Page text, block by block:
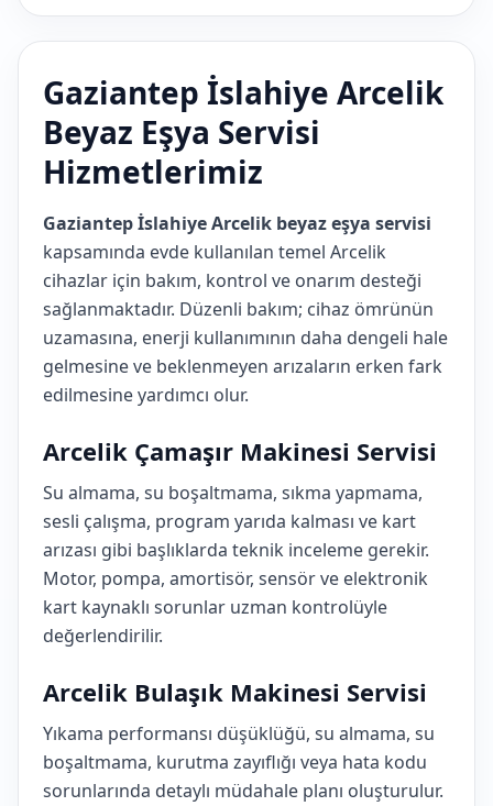
Gaziantep İslahiye Arcelik
Beyaz Eşya Servisi
Hizmetlerimiz
Gaziantep İslahiye Arcelik beyaz eşya servisi
kapsamında evde kullanılan temel Arcelik
cihazlar için bakım, kontrol ve onarım desteği
sağlanmaktadır. Düzenli bakım; cihaz ömrünün
uzamasına, enerji kullanımının daha dengeli hale
gelmesine ve beklenmeyen arızaların erken fark
edilmesine yardımcı olur.
Arcelik Çamaşır Makinesi Servisi
Su almama, su boşaltmama, sıkma yapmama,
sesli çalışma, program yarıda kalması ve kart
arızası gibi başlıklarda teknik inceleme gerekir.
Motor, pompa, amortisör, sensör ve elektronik
kart kaynaklı sorunlar uzman kontrolüyle
değerlendirilir.
Arcelik Bulaşık Makinesi Servisi
Yıkama performansı düşüklüğü, su almama, su
boşaltmama, kurutma zayıflığı veya hata kodu
sorunlarında detaylı müdahale planı oluşturulur.